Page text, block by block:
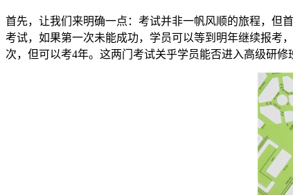
首先，让我们来明确一点：考试并非一帆风顺的旅程，
考试，如果第一次未能成功，学员可以等到明年继续报考
次，但可以考4年。这两门考试关乎学员能否进入高级研